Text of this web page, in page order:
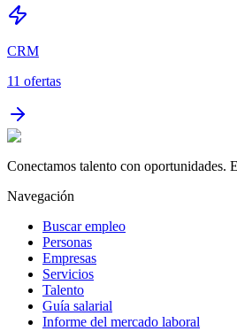
CRM
11 ofertas
Conectamos talento con oportunidades.
Navegación
Buscar empleo
Personas
Empresas
Servicios
Talento
Guía salarial
Informe del mercado laboral